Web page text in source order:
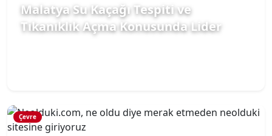
Malatya Su Kaçağı Tespiti ve
Tıkanıklık Açma Konusunda Lider
Çevre